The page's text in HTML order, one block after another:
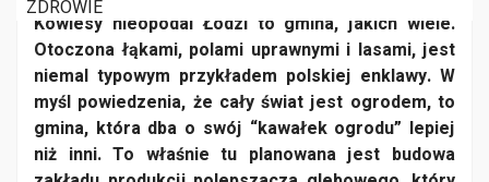
ZDROWIE
Kowiesy nieopodal Łodzi to gmina, jakich wiele.
Otoczona łąkami, polami uprawnymi i lasami, jest
niemal typowym przykładem polskiej enklawy. W
myśl powiedzenia, że cały świat jest ogrodem, to
gmina, która dba o swój “kawałek ogrodu” lepiej
niż inni. To właśnie tu planowana jest budowa